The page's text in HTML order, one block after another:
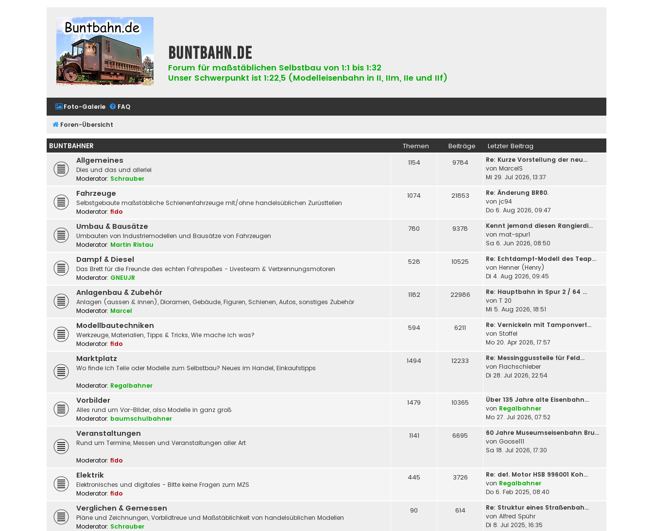
buntbahn.de
Forum für maßstäblichen Selbstbau von 1:1 bis 1:32
Unser Schwerpunkt ist 1:22,5 (Modelleisenbahn in II, IIm, IIe und IIf)
Foto-Galerie FAQ
Foren-Übersicht
BUNTBAHNER Themen Beiträge Letzter Beitrag
Allgemeines
Dies und das und allerlei
Moderator: Schrauber
1154 9784
Re: Kurze Vorstellung der neu…
von MarcelS
Mi 29. Jul 2026, 13:37
Fahrzeuge
Selbstgebaute maßstäbliche Schienenfahrzeuge mit/ohne handelsüblichen Zurüstteilen
Moderator: fido
1074 21853
Re: Änderung BR80.
von jc94
Do 6. Aug 2026, 09:47
Umbau & Bausätze
Umbauten von Industriemodellen und Bausätze von Fahrzeugen
Moderator: Martin Ristau
780 9378
Kennt jemand diesen Rangierdi…
von mat-spur1
Sa 6. Jun 2026, 08:50
Dampf & Diesel
Das Brett für die Freunde des echten Fahrspaßes - Livesteam & Verbrennungsmotoren
Moderator: GNEUJR
528 10525
Re: Echtdampf-Modell des Teap…
von Henner (Henry)
Di 4. Aug 2026, 09:45
Anlagenbau & Zubehör
Anlagen (aussen & innen), Dioramen, Gebäude, Figuren, Schienen, Autos, sonstiges Zubehör
Moderator: Marcel
1182 22986
Re: Hauptbahn in Spur 2 / 64 …
von T 20
Mi 5. Aug 2026, 18:51
Modellbautechniken
Werkzeuge, Materialien, Tipps & Tricks, Wie mache ich was?
Moderator: fido
594 6211
Re: Vernickeln mit Tamponverf…
von Stoffel
Mo 20. Apr 2026, 17:57
Marktplatz
Wo finde ich Teile oder Modelle zum Selbstbau? Neues im Handel, Einkaufstipps
Moderator: Regalbahner
1494 12233
Re: Messinggussteile für Feld…
von Flachschieber
Di 28. Jul 2026, 22:54
Vorbilder
Alles rund um Vor-Bilder, also Modelle in ganz groß
Moderator: baumschulbahner
1479 10365
Über 135 Jahre alte Eisenbahn…
von Regalbahner
Mo 27. Jul 2026, 07:52
Veranstaltungen
Rund um Termine, Messen und Veranstaltungen aller Art
Moderator: fido
1141 6695
60 Jahre Museumseisenbahn Bru…
von Goose111
Sa 18. Jul 2026, 17:30
Elektrik
Elektronisches und digitales - Bitte keine Fragen zum MZS
Moderator: fido
445 3726
Re: def. Motor HSB 996001 Koh…
von Regalbahner
Do 6. Feb 2025, 08:40
Verglichen & Gemessen
Pläne und Zeichnungen, Vorbildtreue und Maßstäblichkeit von handelsüblichen Modellen
Moderator: Schrauber
90 614
Re: Struktur eines Straßenbah…
von Alfred Spühr
Di 8. Jul 2025, 16:35